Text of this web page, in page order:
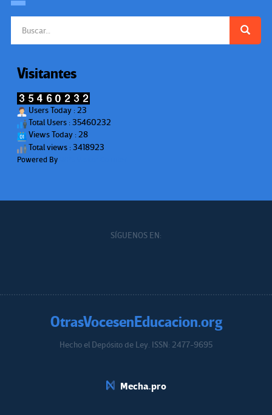
Visitantes
Users Today : 23
Total Users : 35460232
Views Today : 28
Total views : 3418923
Powered By
SÍGUENOS EN:
OtrasVocesenEducacion.org
Hecho el Depósito de Ley. ISSN: 2477-9695
Mecha.pro